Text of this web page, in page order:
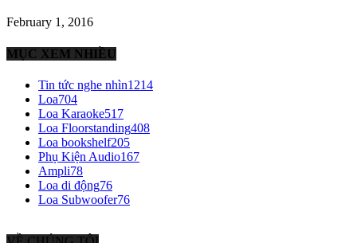
February 1, 2016
MỤC XEM NHIỀU
Tin tức nghe nhìn1214
Loa704
Loa Karaoke517
Loa Floorstanding408
Loa bookshelf205
Phụ Kiện Audio167
Ampli78
Loa di động76
Loa Subwoofer76